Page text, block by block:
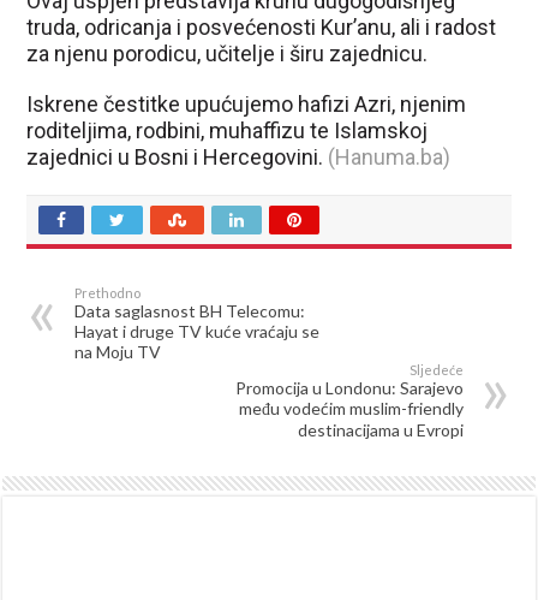
truda, odricanja i posvećenosti Kur’anu, ali i radost
za njenu porodicu, učitelje i širu zajednicu.
Iskrene čestitke upućujemo hafizi Azri, njenim
roditeljima, rodbini, muhaffizu te Islamskoj
zajednici u Bosni i Hercegovini. (Hanuma.ba)
Prethodno
Data saglasnost BH Telecomu:
Hayat i druge TV kuće vraćaju se
na Moju TV
Sljedeće
Promocija u Londonu: Sarajevo
među vodećim muslim-friendly
destinacijama u Evropi